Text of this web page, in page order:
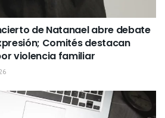
de Natanael abre debate
Comités destacan
violencia familiar